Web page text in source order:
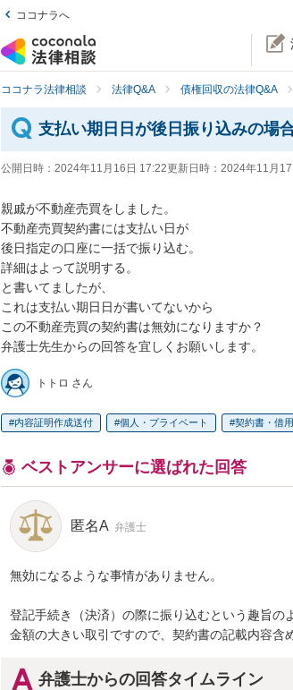
ココナラへ
ココナラ法律相談 法律Q&A 債権回収の法律Q&A
支払い期日日が後日振り込みの場
公開日時： 2024年11月16日 17:22更新日時： 2024年11月
親戚が不動産売買をしました。
不動産売買契約書には支払い日が
後日指定の口座に一括で振り込む。
詳細はよって説明する。
と書いてましたが、
これは支払い期日日が書いてないから
この不動産売買の契約書は無効になりますか？
弁護士先生からの回答を宜しくお願いします。
トトロ さん
内容証明作成送付 個人・プライベート 契約書・借
ベストアンサーに選ばれた回答
匿名A 弁護士
無効になるような事情がありません。
登記手続き（決済）の際に振り込むという趣旨の
金額の大きい取引ですので、契約書の記載内容含
弁護士からの回答タイムライン